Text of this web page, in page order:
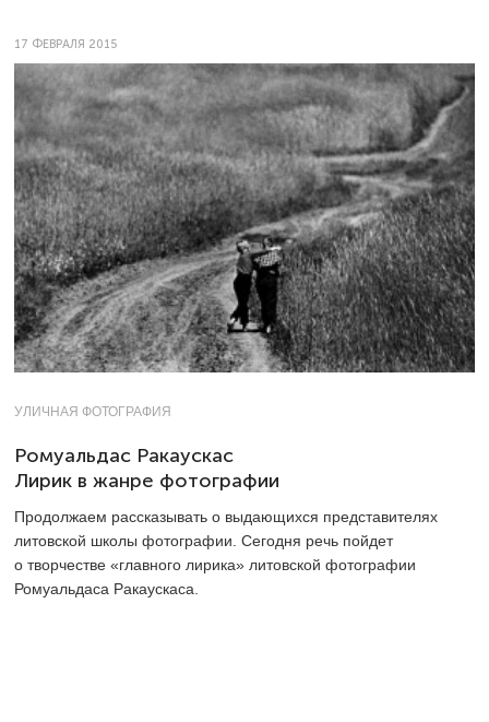
17 ФЕВРАЛЯ 2015
УЛИЧНАЯ ФОТОГРАФИЯ
Ромуальдас Ракаускас
Лирик в жанре фотографии
Продолжаем рассказывать о выдающихся представителях
литовской школы фотографии. Сегодня речь пойдет
о творчестве «главного лирика» литовской фотографии
Ромуальдаса Ракаускаса.